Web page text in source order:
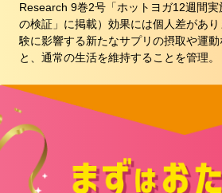
Research 9巻2号「ホットヨガ12週間
の検証」に掲載）効果には個人差があ
験に影響する新たなサプリの摂取や運
と、通常の生活を維持することを管理。